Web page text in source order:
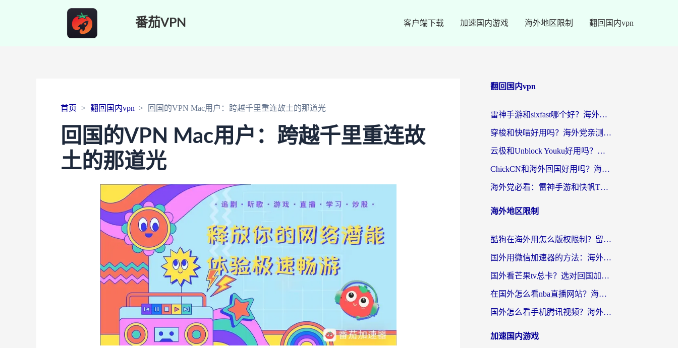
番茄VPN 客户端下载 加速国内游戏 海外地区限制 翻回国内vpn
首页 翻回国内vpn 回国的VPN Mac用户：跨越千里重连故土的那道光
回国的VPN Mac用户：跨越千里重连故
土的那道光
翻回国内vpn
雷神手游和sixfast哪个好？海外党亲测3款回国加速器，教你选对不踩坑
穿梭和快喵好用吗？海外党亲测：小众加速器对比+番茄加速器深度体验
云极和Unblock Youku好用吗？海外党亲测+2026回国加速器避坑指南
ChickCN和海外回国好用吗？海外党2026亲测：从手游到影音，选对加速器的3个关键
海外党必看：雷神手游和快帆TV版好用吗？3步选对回国加速器不踩坑
海外地区限制
酷狗在海外用怎么版权限制？留学生亲测：3步解决听国内音乐难题
国外用微信加速器的方法：海外党无缝连接国内生活的实用指南
国外看芒果tv总卡？选对回国加速器，轻松追《浪姐》不费劲
在国外怎么看nba直播网站？海外党专属体育观赛指南，告别地区限制！
国外怎么看手机腾讯视频？海外党亲测有效的追剧加速器选择指南
加速国内游戏